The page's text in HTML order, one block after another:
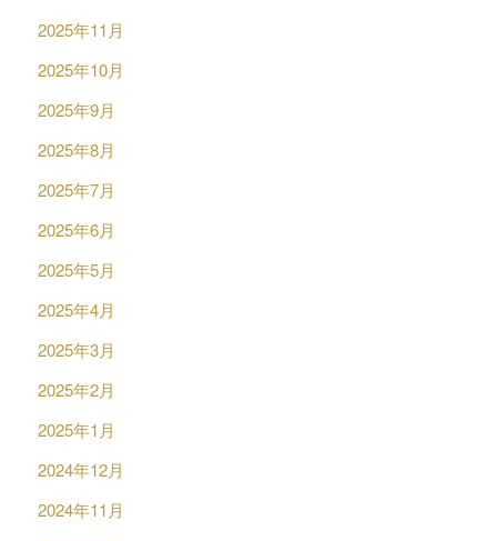
2025年11月
2025年10月
2025年9月
2025年8月
2025年7月
2025年6月
2025年5月
2025年4月
2025年3月
2025年2月
2025年1月
2024年12月
2024年11月